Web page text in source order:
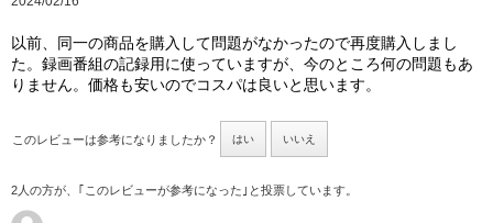
以前、同一の商品を購入して問題がなかったので再度購入しまし
た。録画番組の記録用に使っていますが、今のところ何の問題もあ
りません。価格も安いのでコスパは良いと思います。
このレビューは参考になりましたか？ はい いいえ
2人の方が、｢このレビューが参考になった｣と投票しています。